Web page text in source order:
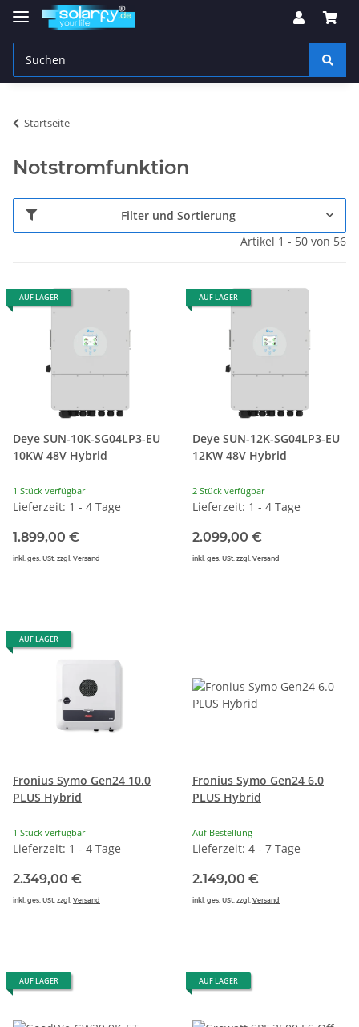
Startseite
Notstromfunktion
Filter und Sortierung
Artikel 1 - 50 von 56
AUF LAGER
Deye SUN-10K-SG04LP3-EU
10KW 48V Hybrid
1 Stück verfügbar
Lieferzeit: 1 - 4 Tage
1.899,00 €
inkl. ges. USt. zzgl. Versand
AUF LAGER
Deye SUN-12K-SG04LP3-EU
12KW 48V Hybrid
2 Stück verfügbar
Lieferzeit: 1 - 4 Tage
2.099,00 €
inkl. ges. USt. zzgl. Versand
AUF LAGER
Fronius Symo Gen24 10.0
PLUS Hybrid
1 Stück verfügbar
Lieferzeit: 1 - 4 Tage
2.349,00 €
inkl. ges. USt. zzgl. Versand
Fronius Symo Gen24 6.0
PLUS Hybrid
Auf Bestellung
Lieferzeit: 4 - 7 Tage
2.149,00 €
inkl. ges. USt. zzgl. Versand
AUF LAGER AUF LAGER